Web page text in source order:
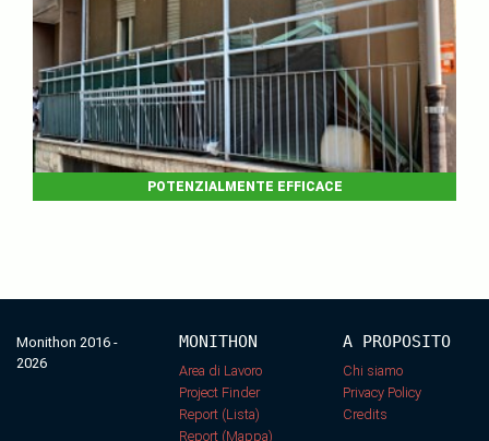
POTENZIALMENTE EFFICACE
Monithon 2016 -
2026
MONITHON
Area di Lavoro
Project Finder
Report (Lista)
Report (Mappa)
A PROPOSITO
Chi siamo
Privacy Policy
Credits